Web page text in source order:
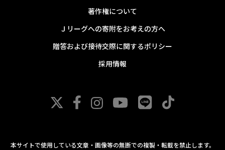
著作権について
Ｊリーグへの寄附をお考えの方へ
贈答および接待交際に関するポリシー
採用情報
本サイトで使用している文章・画像等の無断での複製・転載を禁止します。